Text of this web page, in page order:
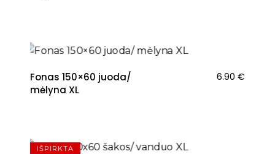
Fonas 150×60 juoda/
mėlyna XL
6.90 €
IŠPIRKTA